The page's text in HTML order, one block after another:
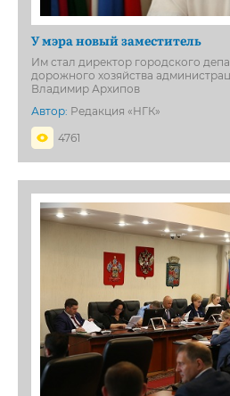
У мэра новый заместитель
Им стал директор городского
дорожного хозяйства
Владимир Архипов
Автор: Редакция «НГК»
4761